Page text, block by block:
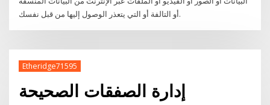
أو التالفة أو التي يتعذر الوصول إليها من قبل نفسك.
Etheridge71595
إدارة الصفقات الصحيحة